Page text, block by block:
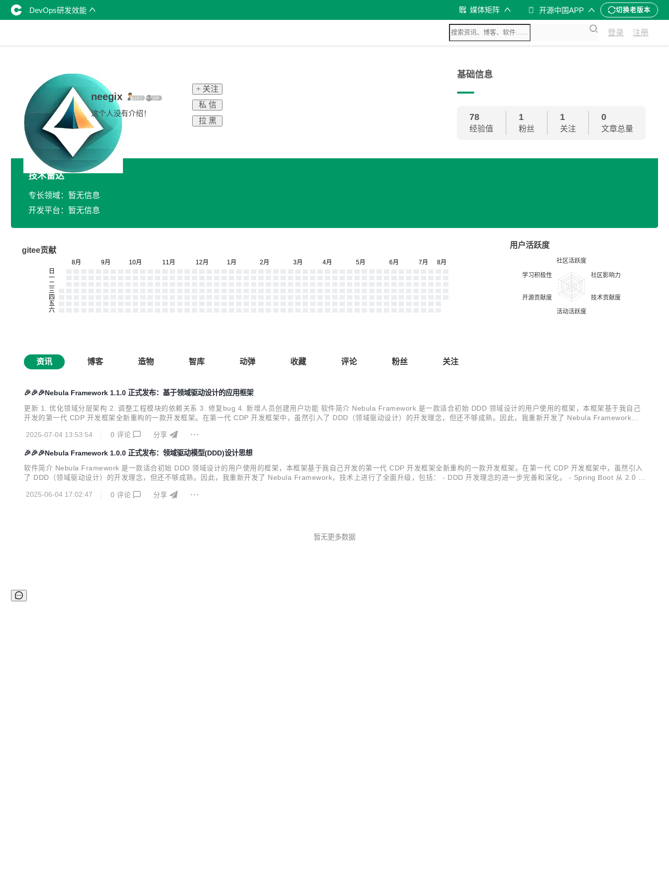
DevOps研发效能 媒体矩阵 开源中国APP 切换老版本
登录 注册
neegix
这个人没有介绍！
+ 关注
私 信
拉 黑
基础信息
78
经验值
1
粉丝
1
关注
0
文章总量
技术雷达
专长领域：暂无信息
开发平台：暂无信息
gitee贡献
用户活跃度
资讯 博客 造物 智库 动弹 收藏 评论 粉丝 关注
🎉🎉🎉Nebula Framework 1.1.0 正式发布：基于领域驱动设计的应用框架
更新 1. 优化领域分层架构 2. 调整工程模块的依赖关系 3. 修复bug 4. 新增人员创建用户功能 软件简介 Nebula Framework 是一款适合初始 DDD 领域设计的用户使用的框架，本框架基于我自己
开发的第一代 CDP 开发框架全新重构的一款开发框架。在第一代 CDP 开发框架中，虽然引入了 DDD（领域驱动设计）的开发理念，但还不够成熟。因此，我重新开发了 Nebula Framework，
2025-07-04 13:53:54
0 评论 分享
🎉🎉🎉Nebula Framework 1.0.0 正式发布：领域驱动模型(DDD)设计思想
软件简介 Nebula Framework 是一款适合初始 DDD 领域设计的用户使用的框架，本框架基于我自己开发的第一代 CDP 开发框架全新重构的一款开发框架。在第一代 CDP 开发框架中，虽然引入
了 DDD（领域驱动设计）的开发理念，但还不够成熟。因此，我重新开发了 Nebula Framework，技术上进行了全面升级，包括： - DDD 开发理念的进一步完善和深化。 - Spring Boot 从 2.0 升
2025-06-04 17:02:47
0 评论 分享
暂无更多数据